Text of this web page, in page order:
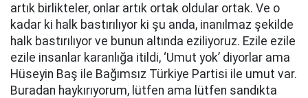
artık birlikteler, onlar artık ortak oldular ortak. Ve o
kadar ki halk bastırılıyor ki şu anda, inanılmaz şekilde
halk bastırılıyor ve bunun altında eziliyoruz. Ezile ezile
ezile insanlar karanlığa itildi, ‘Umut yok’ diyorlar ama
Hüseyin Baş ile Bağımsız Türkiye Partisi ile umut var.
Buradan haykırıyorum, lütfen ama lütfen sandıkta